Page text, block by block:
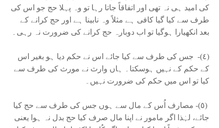
کی امید ہی نہ تھی اور اتفاقاً جاتا رہا تو وہ پہلا حج جو اس کی
طرف سے کیا گیا کافی ہے مثلاً وہ نابینا ہے اور حج کرانے کے
بعد انکھیارا ہوگیا تو اب دوبارہ حج کرانے کی ضرورت نہ رہی۔
(٤)- جس کی طرف سے کیا جائے اس نے حکم دیا ہو بغیر اس
کے حکم کے نہیں ہوسکتا۔ ہاں وارث نے مورث کی طرف سے
کیا تو اس میں حکم کی ضرورت نہیں۔
(٥)- مصارف اُس کے مال سے ہوں جس کی طرف سے حج کیا
جائے، لہٰذا اگر مامور نے اپنا مال صرف کیا حج بدل نہ ہوا یعنی